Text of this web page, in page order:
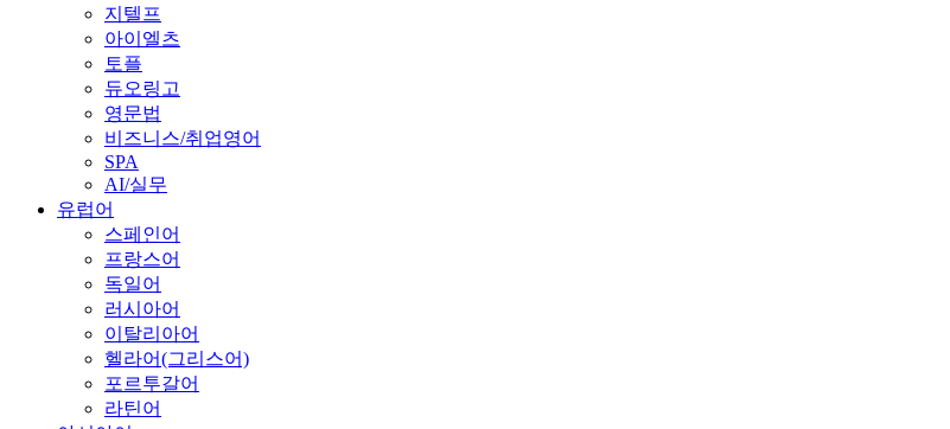
지텔프
아이엘츠
토플
듀오링고
영문법
비즈니스/취업영어
SPA
AI/실무
유럽어
스페인어
프랑스어
독일어
러시아어
이탈리아어
헬라어(그리스어)
포르투갈어
라틴어